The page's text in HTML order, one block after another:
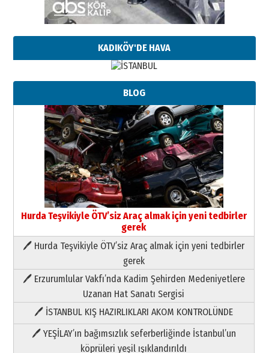
KADIKÖY'DE HAVA
BLOG
Hurda Teşvikiyle ÖTV’siz Araç almak için yeni tedbirler
gerek
🖊 Hurda Teşvikiyle ÖTV’siz Araç almak için yeni tedbirler
gerek
🖊 Erzurumlular Vakfı’nda Kadim Şehirden Medeniyetlere
Uzanan Hat Sanatı Sergisi
🖊 İSTANBUL KIŞ HAZIRLIKLARI AKOM KONTROLÜNDE
🖊 YEŞİLAY’ın bağımsızlık seferberliğinde İstanbul’un
köprüleri yeşil ışıklandırıldı
Neşat YALÇIN
Paranın Aile Kültüründeki Yeri
03 Ağustos 2026 Pazartesi
Yıldırım Gündoğdu
HAVVA’NIN ÜÇ KIZI
09 Temmuz 2026 Perşembe
Yusuf POLAT
Şampiyonluk Sebahattin Şirin’e
11 Mayıs 2026 Pazartesi
Paranın Aile Kültüründeki Yeri
03 Ağustos 2026 Pazartesi